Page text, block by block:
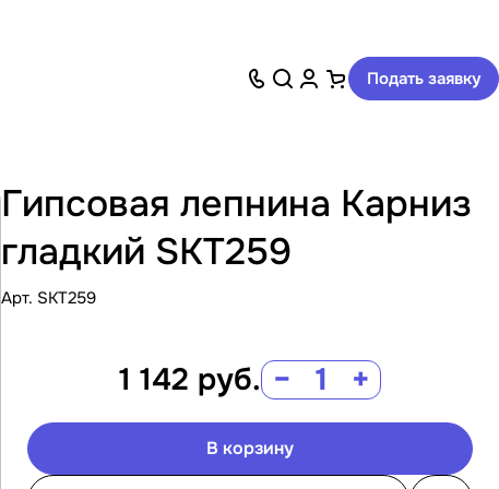
Подать заявку
Гипсовая лепнина Карниз
гладкий SKT259
Арт. SKT259
1 142 руб. − +
В корзину